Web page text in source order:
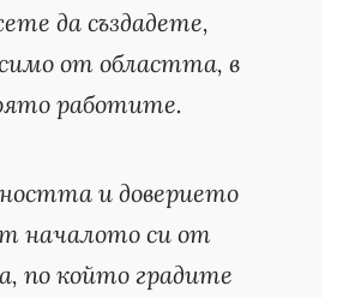
да създадете,
от областта, в
работите.
и доверието
началото си от
по който градите